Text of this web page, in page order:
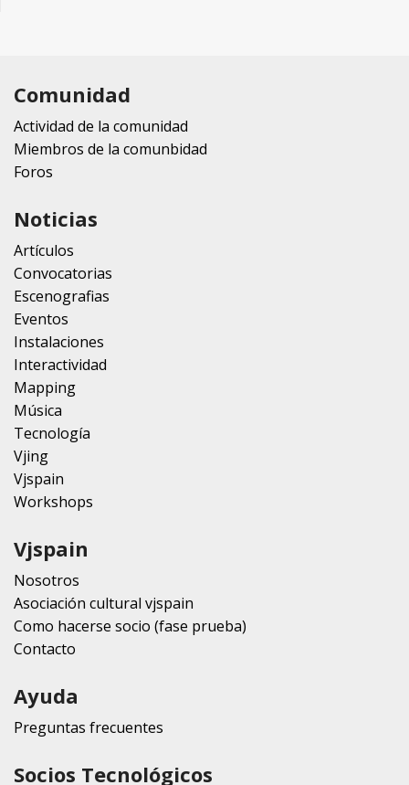
Comunidad
Actividad de la comunidad
Miembros de la comunbidad
Foros
Noticias
Artículos
Convocatorias
Escenografias
Eventos
Instalaciones
Interactividad
Mapping
Música
Tecnología
Vjing
Vjspain
Workshops
Vjspain
Nosotros
Asociación cultural vjspain
Como hacerse socio (fase prueba)
Contacto
Ayuda
Preguntas frecuentes
Socios Tecnológicos